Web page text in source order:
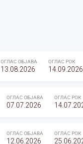
ОГЛАС ОБЈАВА
13.08.2026
ОГЛАС РОК
14.09.2026
ОГЛАС ОБЈАВА
07.07.2026
ОГЛАС РОК
ОГЛАС ОБЈАВА
12.06.2026
ОГЛАС РОК